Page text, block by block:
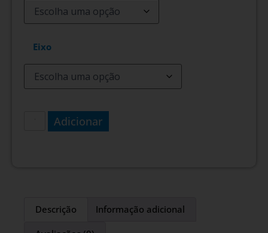
Eixo
Adicionar
Descrição Informação adicional